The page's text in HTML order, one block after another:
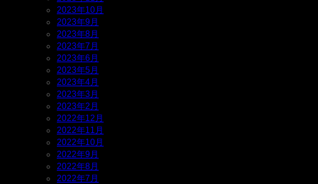
2023年10月
2023年9月
2023年8月
2023年7月
2023年6月
2023年5月
2023年4月
2023年3月
2023年2月
2022年12月
2022年11月
2022年10月
2022年9月
2022年8月
2022年7月